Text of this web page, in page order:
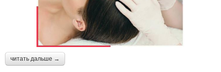
читать дальше →